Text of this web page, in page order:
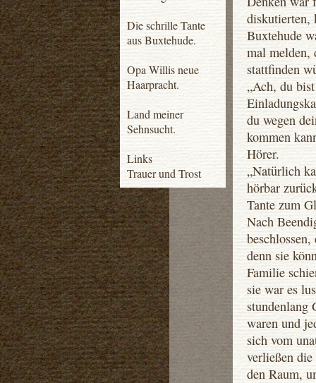
Die schrille Tante
aus Buxtehude.
Opa Willis neue
Haarpracht.
Land meiner
Sehnsucht.
Links
Trauer und Trost
diskutierten,
Buxtehude
mal melden,
stattfinden
„Ach, du
du wegen
kommen
Hörer.
„Natürlich
hörbar
Tante zum
Nach
denn sie
Familie
sie war es
stundenlang
waren und
sich vom
verließen
den Raum,